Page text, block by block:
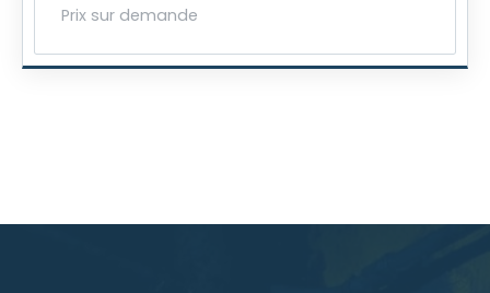
Prix sur demande